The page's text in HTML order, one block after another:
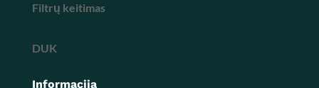
Filtrų keitimas
DUK
Informacija